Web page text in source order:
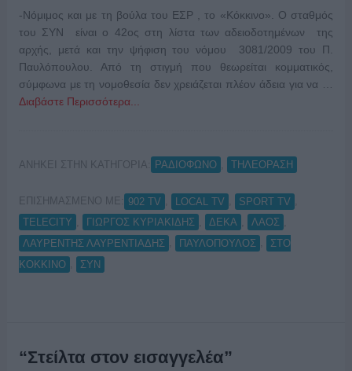
-Νόμιμος και με τη βούλα του ΕΣΡ , το «Κόκκινο». Ο σταθμός
του ΣΥΝ είναι ο 42ος στη λίστα των αδειοδοτημένων της
αρχής, μετά και την ψήφιση του νόμου 3081/2009 του Π.
Παυλόπουλου. Από τη στιγμή που θεωρείται κομματικός,
σύμφωνα με τη νομοθεσία δεν χρειάζεται πλέον άδεια για να …
Διαβάστε Περισσότερα...
ΑΝΗΚΕΙ ΣΤΗΝ ΚΑΤΗΓΟΡΙΑ: ΡΑΔΙΟΦΩΝΟ ΤΗΛΕΟΡΑΣΗ
ΕΠΙΣΗΜΑΣΜΕΝΟ ΜΕ: 902 TV LOCAL TV SPORT TV
TELECITY
ΓΙΩΡΓΟΣ ΚΥΡΙΑΚΙΔΗΣ ΔΕΚΑ ΛΑΟΣ
ΛΑΥΡΕΝΤΗΣ ΛΑΥΡΕΝΤΙΑΔΗΣ
ΠΑΥΛΟΠΟΥΛΟΣ
ΣΤΟ
ΚΟΚΚΙΝΟ
ΣΥΝ
“Στείλτα στον εισαγγελέα”